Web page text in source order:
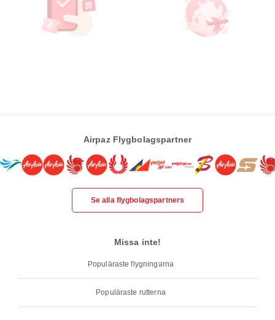
Airpaz Flygbolagspartner
Se alla flygbolagspartners
Missa inte!
Populäraste flygningarna
Populäraste rutterna